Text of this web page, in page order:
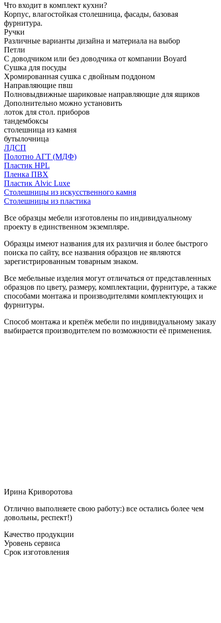
Что входит в комплект кухни?
Корпус, влагостойкая столешница, фасады, базовая
фурнитура.
Ручки
Различные варианты дизайна и материала на выбор
Петли
С доводчиком или без доводчика от компании Boyard
Сушка для посуды
Хромированная сушка с двойным поддоном
Направляющие пвш
Полновыдвижные шариковые направляющие для ящиков
Дополнительно можно установить
лоток для стол. приборов
тандембоксы
столешница из камня
бутылочница
ЛДСП
Полотно АГТ (МДФ)
Пластик HPL
Пленка ПВХ
Пластик Alvic Luxe
Столешницы из искусственного камня
Столешницы из пластика
Все образцы мебели изготовлены по индивидуальному
проекту в единственном экземпляре.
Образцы имеют названия для их различия и более быстрого
поиска по сайту, все названия образцов не являются
зарегистрированным товарным знаком.
Все мебельные изделия могут отличаться от представленных
образцов по цвету, размеру, комплектации, фурнитуре, а также
способами монтажа и производителями комплектующих и
фурнитуры.
Способ монтажа и крепёж мебели по индивидуальному заказу
выбирается производителем по возможности её применения.
Ирина Криворотова
Отлично выполняете свою работу:) все остались более чем
довольны, респект!)
Качество продукции
Уровень сервиса
Срок изготовления